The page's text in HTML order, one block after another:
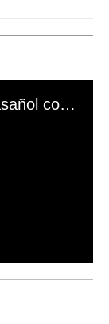
El mal momento de Yanina Gasañol con un hincha argentino en "Subrayado"